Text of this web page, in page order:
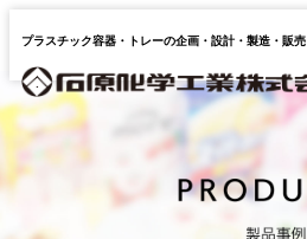
プラスチック容器・トレーの企画・設計・製造・販売